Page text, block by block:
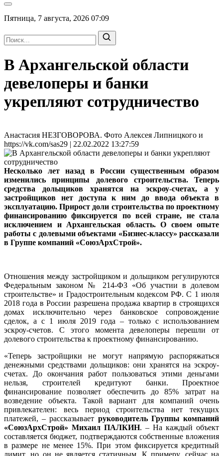
Пятница, 7 августа, 2026 07:09
В Архангельской области
девелоперы и банки
укрепляют сотрудничество
Анастасия НЕЗГОВОРОВА. Фото Алексея Липницкого и
https://vk.com/sas29 | 22.02.2022 13:27:59
Несколько лет назад в России существенным образом
изменились принципы долевого строительства. Теперь
средства дольщиков хранятся на эскроу-​счетах, а у
застройщиков нет доступа к ним до ввода объекта в
эксплуатацию. Прирост доли строительства по проектному
финансированию фиксируется по всей стране, не стала
исключением и Архангельская область. О своем опыте
работы с долевыми объектами «Бизнес-​классу» рассказали
в Группе компаний «СоюзАрхСтрой».
Отношения между застройщиком и дольщиком регулируются
Федеральным законом № 214-ФЗ «Об участии в долевом
строительстве» и Градостроительным кодексом РФ. С 1 июля
2018 года в России разрешена продажа квартир в строящихся
домах исключительно через банковское сопровождение
сделок, а с 1 июля 2019 года – только с использованием
эскроу-​счетов. С этого момента девелоперы перешли от
долевого строительства к проектному финансированию.
«Теперь застройщики не могут напрямую распоряжаться
денежными средствами дольщиков: они хранятся на эскроу-​
счетах. До окончания работ пользоваться этими деньгами
нельзя, строителей кредитуют банки. Проектное
финансирование позволяет обеспечить до 85% затрат на
возведение объекта. Такой вариант для компаний очень
привлекателен: весь период строительства нет текущих
платежей, – рассказывает руководитель Группы компаний
«СоюзАрхСтрой» Михаил ПАЛКИН. – На каждый объект
составляется бюджет, подтверждаются собственные вложения
в размере не менее 15%. При этом фиксируется кредитный
лимит, но он не является статичным. К примеру, сейчас на